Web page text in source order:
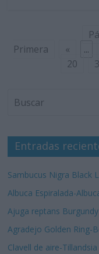
Primera
« ...
20
Entradas
Sambucus Nigra Black
Albuca Espiralada-
Ajuga reptans
Agradejo Golden Ring-
Clavell de aire-